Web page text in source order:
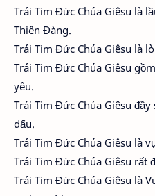
Trái Tim Đức Chúa Giêsu là
Thiên Đàng.
Trái Tim Đức Chúa Giêsu là
Trái Tim Đức Chúa Giêsu
yêu.
Trái Tim Đức Chúa Giêsu
dấu.
Trái Tim Đức Chúa Giêsu là
Trái Tim Đức Chúa Giêsu rất
Trái Tim Đức Chúa Giêsu là